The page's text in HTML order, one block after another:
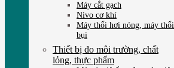
Máy cắt gạch
Nivo cơ khí
Máy thổi hơi nóng, máy thổi
bụi
Thiết bị đo môi trường, chất
lỏng, thực phẩm